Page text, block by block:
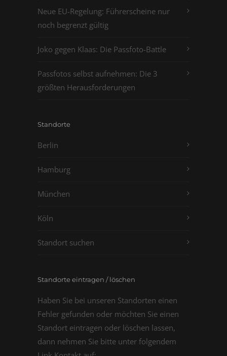
Neue EU-Regelung: Führerscheine nur
noch begrenzt gültig
Joko gegen Klaas: Die Passfoto-Battle
Passfotos selbst aufnehmen: Die 3
größten Herausforderungen
Standorte
Berlin
Hamburg
München
Köln
Standort suchen
Standorte eintragen / löschen
Haben Sie bei unseren Standorten einen
Fehler gefunden oder möchten Sie einen
Standort eintragen oder löschen lassen,
dann nehmen Sie bitte unter folgendem